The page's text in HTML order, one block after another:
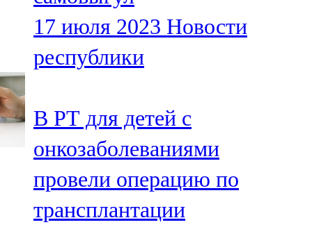
17 июля 2023 Новости
республики
В РТ для детей с
онкозаболеваниями
провели операцию по
трансплантации